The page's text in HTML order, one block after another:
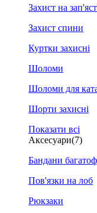
Захист на
Захист спини
Куртки захисні
Шоломи
Шоломи для
Шорти захисні
Показати всі
Аксесуари(7)
Бандани
Пов'язки на лоб
Рюкзаки